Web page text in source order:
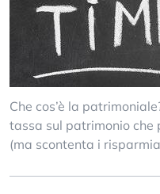
Che cos’è la
tassa sul patrimonio che
(ma scontenta i